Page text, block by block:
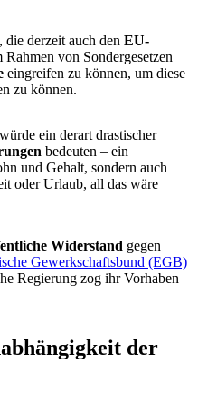
die derzeit auch den EU-
von Sondergesetzen
eingreifen zu können, um diese
zu können.
ein derart drastischer
bedeuten – ein
und Gehalt, sondern auch
oder Urlaub, all das wäre
Widerstand gegen
Gewerkschaftsbund (EGB)
Regierung zog ihr Vorhaben
der